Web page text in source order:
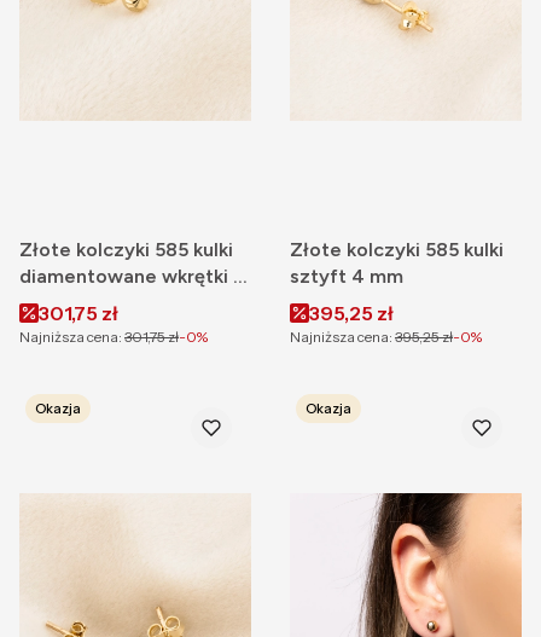
Złote kolczyki 585 kulki
diamentowane wkrętki 3
mmCena promocyjna
301,75 zł
Najniższa cena: 301,75 zł-0%
Złote kolczyki 585 kulki
sztyft 4 mm
Cena promocyjna
395,25 zł
Najniższa cena: 395,25 zł-0%
Okazja Okazja